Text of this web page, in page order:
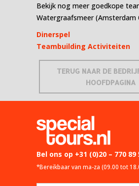
Bekijk nog meer goedkope
Watergraafsmeer (Amsterdam
Dinerspel
Teambuilding Activiteiten
TERUG NAAR DE
HOOFDPAGINA
Bel ons op +31 (0)20 – 770 89
*Bereikbaar van ma-za (09.00 tot